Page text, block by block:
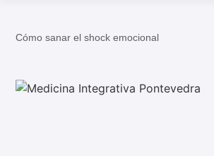
Cómo sanar el shock emocional